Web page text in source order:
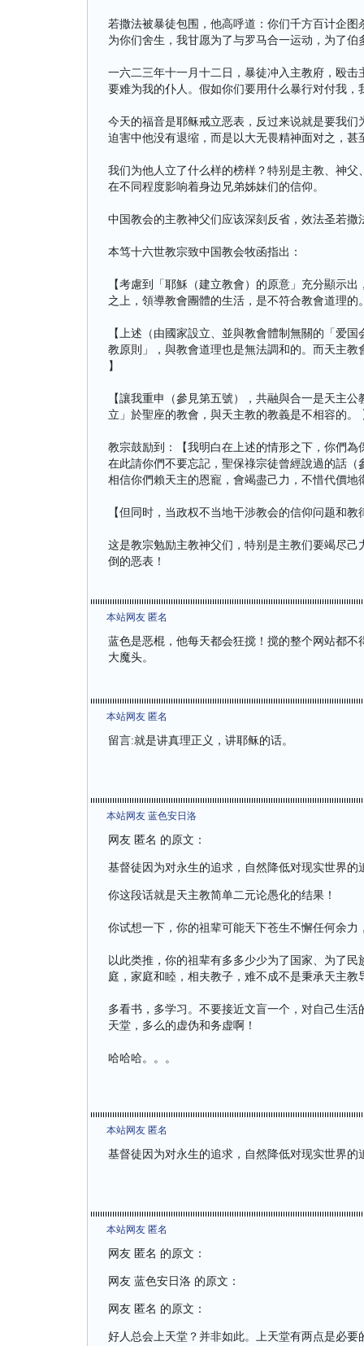
若撒法被暴徒包围，他高呼道：你们千方百计企
为你们舍生，我甘愿为了与罗马合一运动，为了
一六二三年十一月十二日，暴徒冲入主教府，殴
要难为我的仆人。假如你们要用什么暴行对付我，
今天的福音是耶稣戒立恶表，反过来说就是要我
迫害中他没有退缩，而是以大无畏精神面对之，甚
我们为他人立了什么样的榜样？特别是主教、神
在不同程度影响着身边兄弟姊妹们的信仰。
中国教会的主教神父们应该深刻反省，效法圣若撒
本笃十六世教宗致中国教会牧函指出：
【考慮到「耶穌（建立教會）的原意」充分顯示
之上，領導教會團體的生活，是不符合教會道理的
【上述（由國家設立、並與教會體制無關的「爱
教原則」，與教會道理也是無法調和的。而天主
】
【讓我重申（參見第五號），共融與合一是天主
立」於聖座的教會，與天主教的教義是不相容的。
教宗鼓励到：【我明白在上述的情形之下，你們
在此請你們不要忘記，聖保祿宗徒曾經說過的話
相信你們賴天主的恩寵，會竭盡己力，不惜代價地
【但同时，当政权不当地干涉教会的信仰问题和
这是教宗勉励主教神父们，特别是主教们要竭尽
倒的恶表！
本站网友 匿名
蓝色是恶棍，他每天都会狂搅！搅的整个网站都
大魔头。
本站网友 匿名
留言:就是讲真理正义，讲耶稣的话。
本站网友 蓝色安日洛
网友 匿名 的原文：
基督徒因为对永生的追求，自然降低对现实世界
你这段话就是天主教简单二元论愚化的结果！
你试想一下，你的祖辈可能天下苍生不懈任何余
以此类推，你的祖辈有多多少少为了国家、为了
庭，家庭和睦，相夫教子，难不成不是秉承天主教
多看书，多学习。不要接近文盲一个，对自己生
天堂，多么的虚伪和务虚啊！
哈哈哈。。。
本站网友 匿名
基督徒因为对永生的追求，自然降低对现实世界
本站网友 匿名
网友 匿名 的原文：
网友 蓝色安日洛 的原文：
网友 匿名 的原文：
好人总会上天堂？并非如此。上天堂有两点是必